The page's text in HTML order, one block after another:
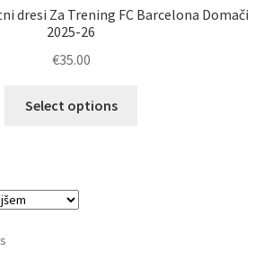
dresi Za Trening FC Barcelona Domači
2025-26
€35.00
Select options
Sorted